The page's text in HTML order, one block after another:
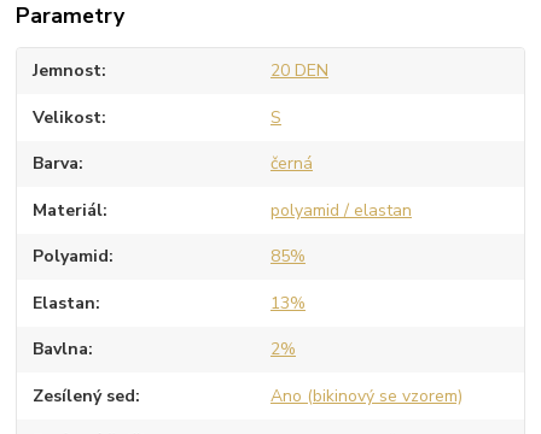
Parametry
Jemnost 20 DEN
Velikost S
Barva černá
Materiál polyamid / elastan
Polyamid 85%
Elastan 13%
Bavlna 2%
Zesílený sed Ano (bikinový se vzorem)